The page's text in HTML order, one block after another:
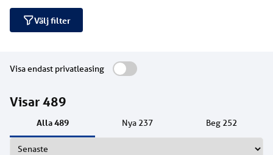
Välj filter
Visa endast privatleasing
Visar 489
Alla489 Nya 237 Beg 252